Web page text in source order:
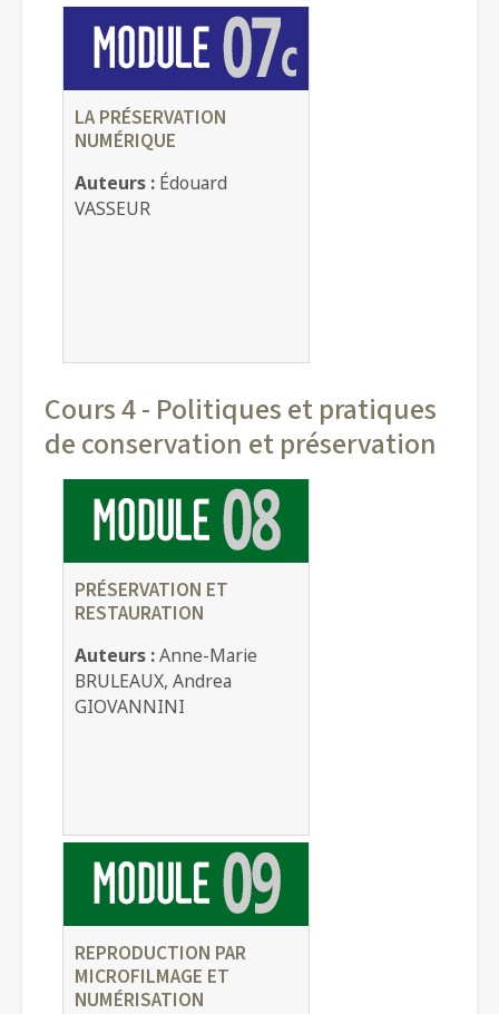
LA PRÉSERVATION
NUMÉRIQUE
Auteurs : Édouard
VASSEUR
Cours 4 - Politiques et pratiques
de conservation et préservation
PRÉSERVATION ET
RESTAURATION
Auteurs :Anne-Marie
BRULEAUX, Andrea
GIOVANNINI
REPRODUCTION PAR
MICROFILMAGE ET
NUMÉRISATION